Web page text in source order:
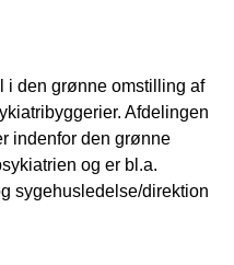
i den grønne omstilling af
Afdelingen
indenfor den grønne
og er bl.a.
sygehusledelse/direktion